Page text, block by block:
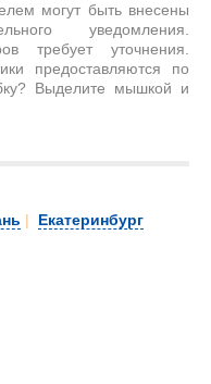
могут быть внесены
уведомления.
требует уточнения.
предоставляются по
Выделите мышкой и
| Екатеринбург